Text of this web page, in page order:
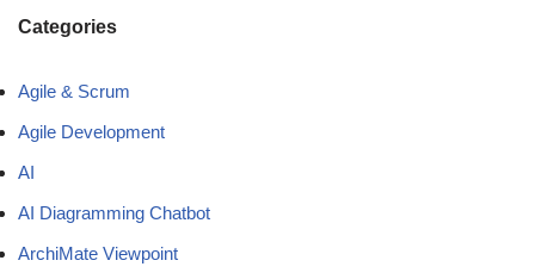
Categories
Agile & Scrum
Agile Development
AI
AI Diagramming Chatbot
ArchiMate Viewpoint